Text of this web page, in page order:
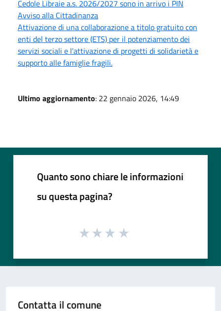
Cedole Libraie a.s. 2026/2027 sono in arrivo i PIN
Avviso alla Cittadinanza
Attivazione di una collaborazione a titolo gratuito con
enti del terzo settore (ETS) per il potenziamento dei
servizi sociali e l'attivazione di progetti di solidarietà e
supporto alle famiglie fragili.
Ultimo aggiornamento: 22 gennaio 2026, 14:49
Quanto sono chiare le informazioni
su questa pagina?
Contatta il comune